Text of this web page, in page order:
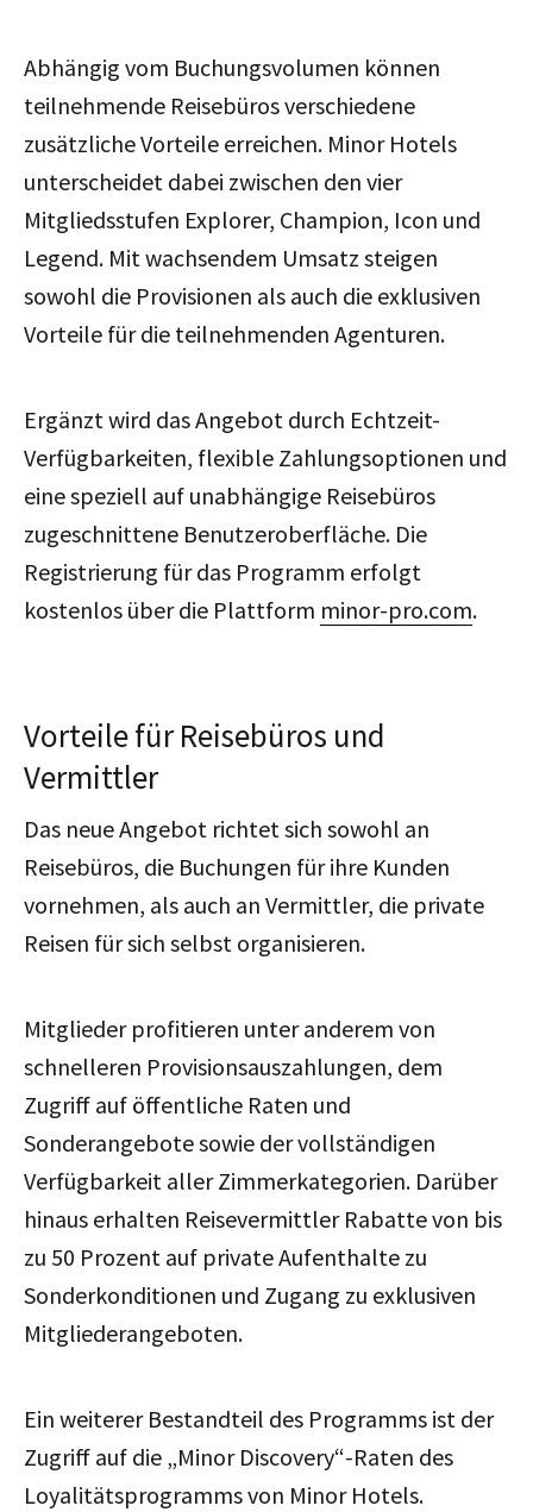
Abhängig vom Buchungsvolumen können
teilnehmende Reisebüros verschiedene
zusätzliche Vorteile erreichen. Minor Hotels
unterscheidet dabei zwischen den vier
Mitgliedsstufen Explorer, Champion, Icon und
Legend. Mit wachsendem Umsatz steigen
sowohl die Provisionen als auch die exklusiven
Vorteile für die teilnehmenden Agenturen.
Ergänzt wird das Angebot durch Echtzeit-
Verfügbarkeiten, flexible Zahlungsoptionen und
eine speziell auf unabhängige Reisebüros
zugeschnittene Benutzeroberfläche. Die
Registrierung für das Programm erfolgt
kostenlos über die Plattform minor-pro.com.
Vorteile für Reisebüros und
Vermittler
Das neue Angebot richtet sich sowohl an
Reisebüros, die Buchungen für ihre Kunden
vornehmen, als auch an Vermittler, die private
Reisen für sich selbst organisieren.
Mitglieder profitieren unter anderem von
schnelleren Provisionsauszahlungen, dem
Zugriff auf öffentliche Raten und
Sonderangebote sowie der vollständigen
Verfügbarkeit aller Zimmerkategorien. Darüber
hinaus erhalten Reisevermittler Rabatte von bis
zu 50 Prozent auf private Aufenthalte zu
Sonderkonditionen und Zugang zu exklusiven
Mitgliederangeboten.
Ein weiterer Bestandteil des Programms ist der
Zugriff auf die „Minor Discovery“-Raten des
Loyalitätsprogramms von Minor Hotels.